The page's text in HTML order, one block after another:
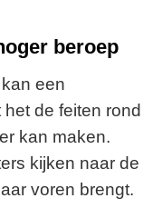
beroep
een
de feiten rond
kan maken.
kijken naar de
voren brengt.